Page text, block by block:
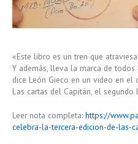
«Este libro es un tren que
Y además, lleva la marca de
dice León Gieco en un video en el
Las cartas del Capitán, el
Leer nota completa: https://
celebra-la-tercera-edicion-de-las-